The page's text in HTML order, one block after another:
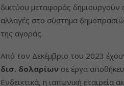
δικτύου μεταφοράς δημιουργούν
αλλαγές στο σύστημα
της αγοράς.
Από τον Δεκέμβριο του 2023
δισ. δολαρίων σε έργα
Ενδεικτικά, η ιαπωνική εταιρεία